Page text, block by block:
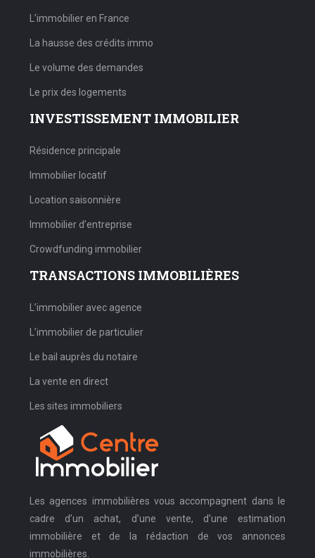
L’immobilier en France
La hausse des crédits immo
Le volume des demandes
Le prix des logements
INVESTISSEMENT IMMOBILIER
Résidence principale
Immobilier locatif
Location saisonnière
Immobilier d’entreprise
Crowdfunding immobilier
TRANSACTIONS IMMOBILIÈRES
L’immobilier avec agence
L’immobilier de particulier
Le bail auprès du notaire
La vente en direct
Les sites immobiliers
Les agences immobilières vous accompagnent dans le
cadre d’un achat, d’une vente, d’une estimation
immobilière et de la rédaction de vos annonces
immobilières.